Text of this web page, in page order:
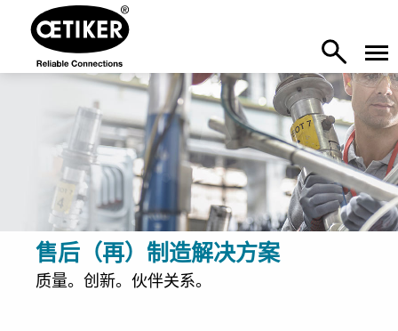
售后（再）制造解决方案
质量。创新。伙伴关系。